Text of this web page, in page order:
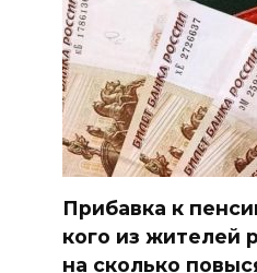
Прибавка к
кого из жителей
на сколько